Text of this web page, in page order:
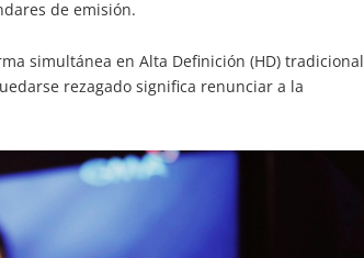
de emisión.
simultánea en Alta Definición (HD) tradicional
rezagado significa renunciar a la